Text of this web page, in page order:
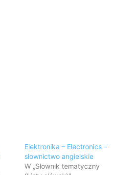
Elektronika – Electronics –
słownictwo angielskie
W „Słownik tematyczny